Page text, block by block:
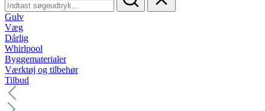
Gulv
Væg
Dårlig
Whirlpool
Byggematerialer
Værktøj og tilbehør
Tilbud